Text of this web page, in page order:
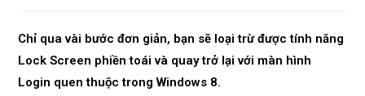
Chỉ qua vài bước đơn giản, bạn sẽ loại trừ được tính năng
Lock Screen phiền toái và quay trở lại với màn hình
Login quen thuộc trong Windows 8.